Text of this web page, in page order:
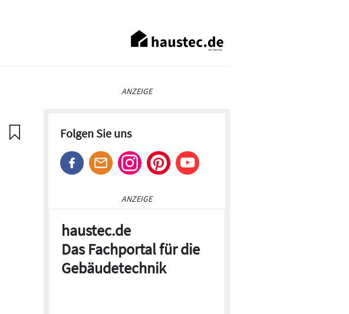
ANZEIGE
Folgen Sie uns
ANZEIGE
haustec.de
Das Fachportal für die
Gebäudetechnik